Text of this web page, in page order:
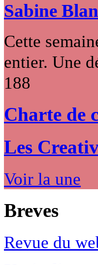
Sabine
Cette
entier. Une
188
Charte de
Les
Voir la une
Breves
Revue du